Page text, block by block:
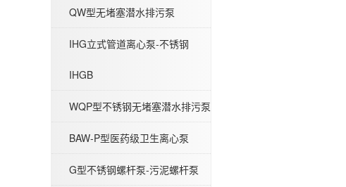
WQP型不锈钢无堵塞潜水排污泵
BAW-P型医药级卫生离心泵
QW型无堵塞潜水排污泵
IHG立式管道离心泵-不锈钢
IHGB
WQP型不锈钢无堵塞潜水排污泵
BAW-P型医药级卫生离心泵
G型不锈钢螺杆泵-污泥螺杆泵